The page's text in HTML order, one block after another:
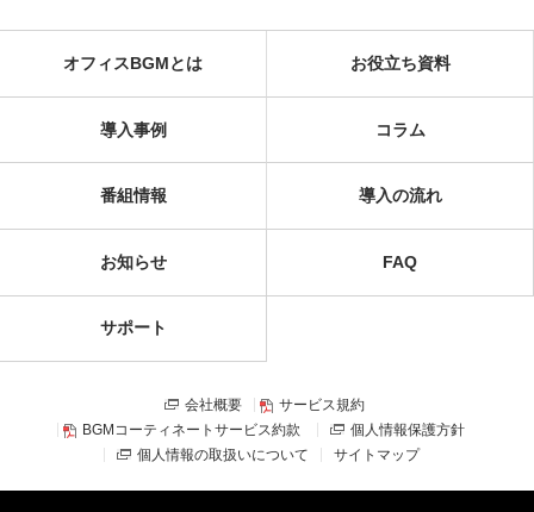
オフィスBGMとは お役立ち資料
導入事例 コラム
番組情報 導入の流れ
お知らせ FAQ
サポート
会社概要
サービス規約
BGMコーティネートサービス約款
個人情報保護方針
個人情報の取扱いについて
サイトマップ